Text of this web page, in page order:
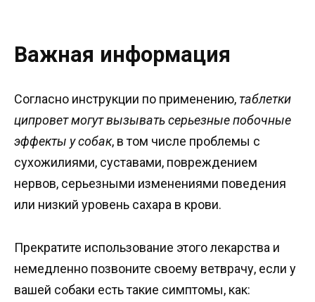
Важная информация
Согласно инструкции по применению, таблетки
ципровет могут вызывать серьезные побочные
эффекты у собак, в том числе проблемы с
сухожилиями, суставами, повреждением
нервов, серьезными изменениями поведения
или низкий уровень сахара в крови.
Прекратите использование этого лекарства и
немедленно позвоните своему ветврачу, если у
вашей собаки есть такие симптомы, как: